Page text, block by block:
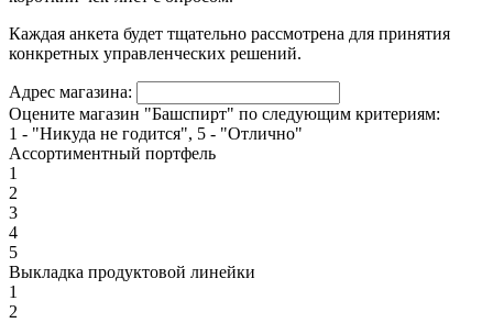
Каждая анкета будет тщательно рассмотрена для принятия
конкретных управленческих решений.
Адрес магазина:
Оцените магазин "Башспирт" по следующим критериям:
1 - "Никуда не годится", 5 - "Отлично"
Ассортиментный портфель
1
2
3
4
5
Выкладка продуктовой линейки
1
2